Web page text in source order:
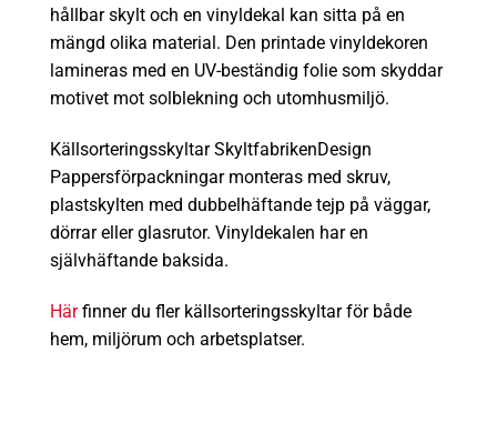
hållbar skylt och en vinyldekal kan sitta på en
mängd olika material. Den printade vinyldekoren
lamineras med en UV-beständig folie som skyddar
motivet mot solblekning och utomhusmiljö.
Källsorteringsskyltar SkyltfabrikenDesign
Pappersförpackningar monteras med skruv,
plastskylten med dubbelhäftande tejp på väggar,
dörrar eller glasrutor. Vinyldekalen har en
självhäftande baksida.
Härfinner du fler källsorteringsskyltar för både
hem, miljörum och arbetsplatser.